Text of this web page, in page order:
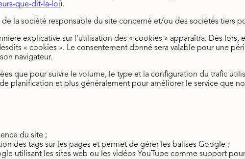
que-dit-la-loi).
de la société responsable du site concerné et/ou des sociétés tiers
explicative sur l’utilisation des « cookies » apparaîtra. Dès
« cookies ». Le consentement donné sera valable pour une
navigateur.
que pour suivre le volume, le type et la configuration du trafic
de planification et plus généralement pour améliorer le service que
du site ;
des tags sur les pages et permet de gérer les balises Google ;
utilisant les sites web ou les vidéos YouTube comme support